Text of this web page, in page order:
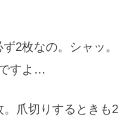
2枚なの。シャッ。
すよ…
爪切りするときも2